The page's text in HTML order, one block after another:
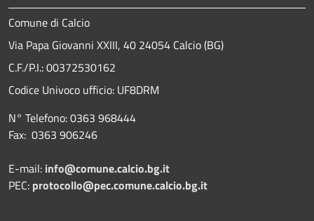
Comune di Calcio
Via Papa Giovanni XXIII, 40 24054 Calcio (BG)
C.F./P.I.: 00372530162
Codice Univoco ufficio: UF8DRM
N° Telefono: 0363 968444
Fax: 0363 906246
E-mail: info@comune.calcio.bg.it
PEC: protocollo@pec.comune.calcio.bg.it